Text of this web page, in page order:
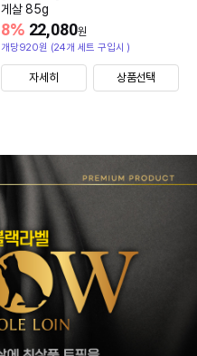
게살 85g
22,080원
8%
개당920원 (24개 세트 구입시 )
자세히 상품선택